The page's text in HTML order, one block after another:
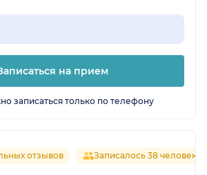
на прием
записаться только по телефону
отзывов Записалось 38 человек